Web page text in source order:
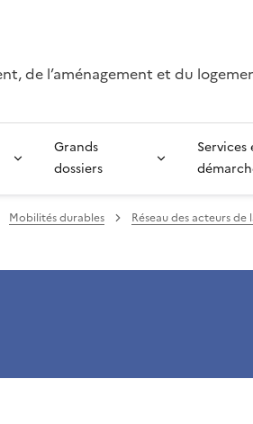
de l’aménagement et du
Grands
dossiers
Services
Mobilités durables Réseau des acteurs